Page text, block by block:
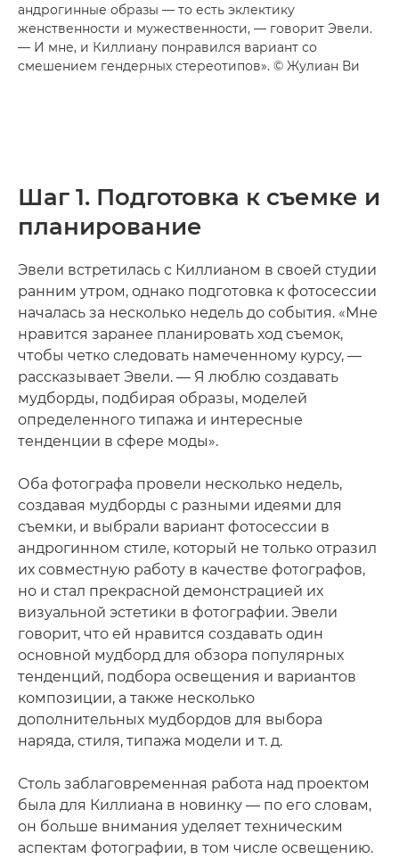
андрогинные образы — то есть эклектику
женственности и мужественности, — говорит Эвели.
— И мне, и Киллиану понравился вариант со
смешением гендерных стереотипов». © Жулиан Ви
Шаг 1. Подготовка к съемке и
планирование
Эвели встретилась с Киллианом в своей студии
ранним утром, однако подготовка к фотосессии
началась за несколько недель до события. «Мне
нравится заранее планировать ход съемок,
чтобы четко следовать намеченному курсу, —
рассказывает Эвели. — Я люблю создавать
мудборды, подбирая образы, моделей
определенного типажа и интересные
тенденции в сфере моды».
Оба фотографа провели несколько недель,
создавая мудборды с разными идеями для
съемки, и выбрали вариант фотосессии в
андрогинном стиле, который не только отразил
их совместную работу в качестве фотографов,
но и стал прекрасной демонстрацией их
визуальной эстетики в фотографии. Эвели
говорит, что ей нравится создавать один
основной мудборд для обзора популярных
тенденций, подбора освещения и вариантов
композиции, а также несколько
дополнительных мудбордов для выбора
наряда, стиля, типажа модели и т. д.
Столь заблаговременная работа над проектом
была для Киллиана в новинку — по его словам,
он больше внимания уделяет техническим
аспектам фотографии, в том числе освещению.